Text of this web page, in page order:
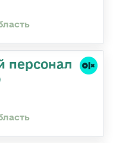
персонал